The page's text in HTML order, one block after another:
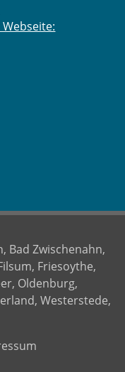
Bad Zwischenahn,
Friesoythe,
Oldenburg,
Westerstede,